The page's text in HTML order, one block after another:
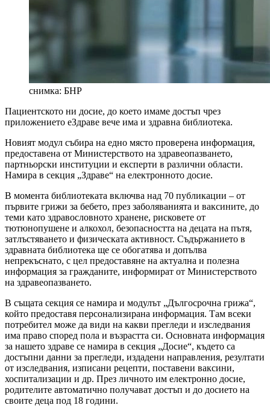
снимка: БНР
Пациентското ни досие, до което имаме достъп чрез
приложението еЗдраве вече има и здравна библиотека.
Новият модул събира на едно място проверена информация,
предоставена от Министерството на здравеопазването,
партньорски институции и експерти в различни области.
Намира в секция „Здраве“ на електронното досие.
В момента библиотеката включва над 70 публикации – от
първите грижи за бебето, през заболяванията и ваксините, до
теми като здравословното хранене, рисковете от
тютюнопушене и алкохол, безопасността на децата на пътя,
затлъстяването и физическата активност. Съдържанието в
здравната библиотека ще се обогатява и допълва
непрекъснато, с цел предоставяне на актуална и полезна
информация за гражданите, информират от Министерството
на здравеопазването.
В същата секция се намира и модулът „Дългосрочна грижа“,
който предоставя персонализирана информация. Там всеки
потребител може да види на какви прегледи и изследвания
има право според пола и възрастта си. Основната информация
за нашето здраве се намира в секция „Досие“, където са
достъпни данни за прегледи, издадени направления, резултати
от изследвания, изписани рецепти, поставени ваксини,
хоспитализации и др. През личното им електронно досие,
родителите автоматично получават достъп и до досието на
своите деца под 18 години.